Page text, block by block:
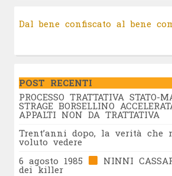
Dal bene confiscato al bene
POST RECENTI
PROCESSO TRATTATIVA STATO-
STRAGE BORSELLINO
APPALTI NON DA TRATTATIVA
Trent’anni dopo, la verità che
voluto vedere
6 agosto 1985
NINNI
dei killer